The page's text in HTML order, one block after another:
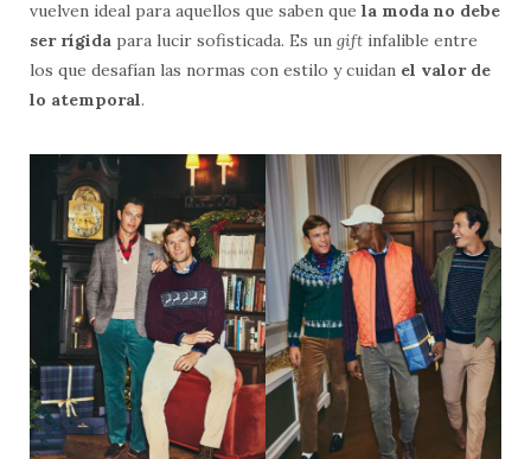
vuelven ideal para aquellos que saben que la moda no debe
ser rígida para lucir sofisticada. Es un gift infalible entre
los que desafían las normas con estilo y cuidan el valor de
lo atemporal.